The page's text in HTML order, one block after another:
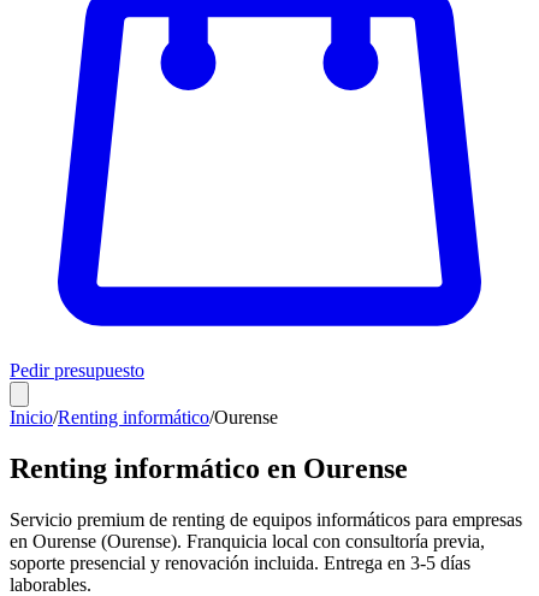
Pedir presupuesto
Inicio/Renting informático/Ourense
Renting informático en Ourense
Servicio premium de renting de equipos informáticos para empresas
en Ourense (Ourense). Franquicia local con consultoría previa,
soporte presencial y renovación incluida. Entrega en 3-5 días
laborables.